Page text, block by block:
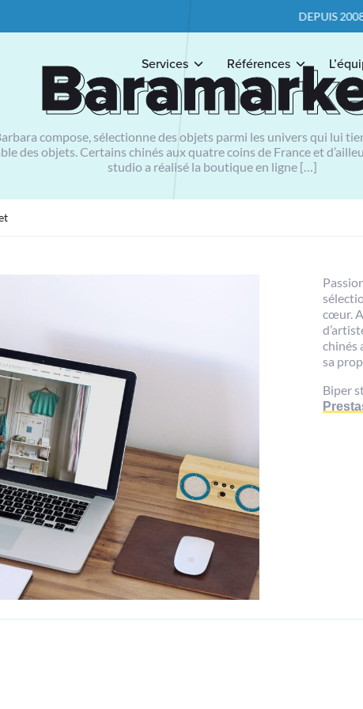
DEPUIS 2008, ON POSE
Services Références
compose, sélectionne des objets parmi les univers qui lui
des objets. Certains chinés aux quatre coins de France et
studio a réalisé la boutique en ligne […]
cœur.
chinés
sa
Biper